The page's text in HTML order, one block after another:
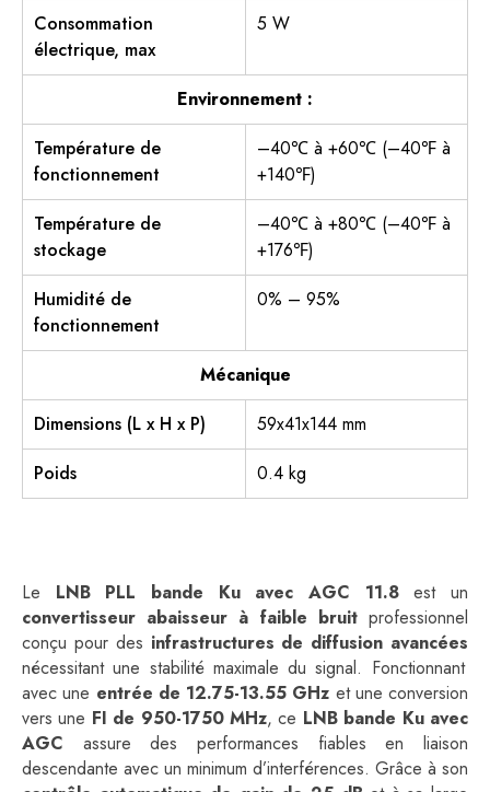
Consommation
électrique, max
5 W
Environnement :
Température de
fonctionnement
–40℃ à +60℃ (–40℉ à
+140℉)
Température de
stockage
–40℃ à +80℃ (–40℉ à
+176℉)
Humidité de
fonctionnement
0% – 95%
Mécanique
Dimensions (L x H x P)
59x41x144 mm
Poids
0.4 kg
Le LNB PLL bande Ku avec AGC 11.8est un
convertisseur abaisseur à faible bruitprofessionnel
conçu pour des infrastructures de diffusion avancées
nécessitant une stabilité maximale du signal. Fonctionnant
avec une entrée de 12.75-13.55 GHz et une conversion
vers une FI de 950-1750 MHz, ce LNB bande Ku avec
AGC assure des performances fiables en liaison
descendante avec un minimum d’interférences. Grâce à son